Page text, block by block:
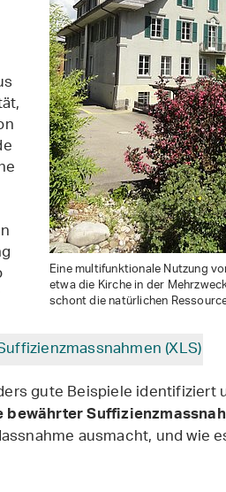
Eine multifunktionale Nutzung
etwa die Kirche in der
schont die natürlichen
(XLS)
gute Beispiele identifiziert
bewährter
ausmacht, und wie